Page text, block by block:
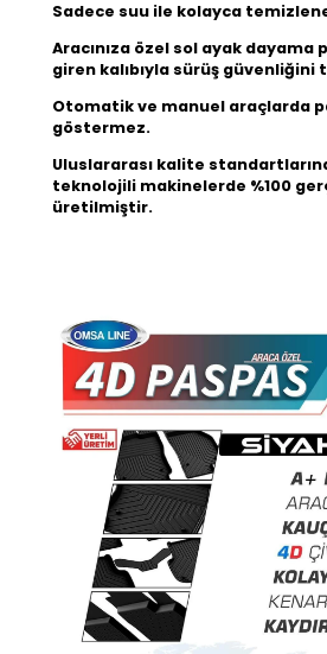
Sadece suu ile kolayca
Aracınıza özel sol ayak dayama
giren kalıbıyla sürüş güvenliğini
Otomatik ve manuel araçlarda
göstermez.
Uluslararası kalite
teknolojili makinelerde %100
üretilmiştir.